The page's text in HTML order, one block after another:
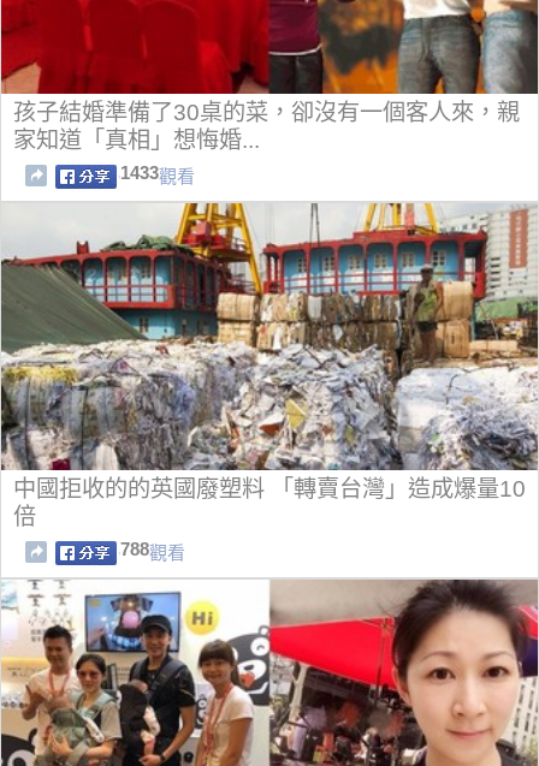
孩子結婚準備了30桌的菜，卻沒有一個客人來，親
家知道「真相」想悔婚...
1433觀看
中國拒收的的英國廢塑料 「轉賣台灣」造成爆量10
倍
788觀看